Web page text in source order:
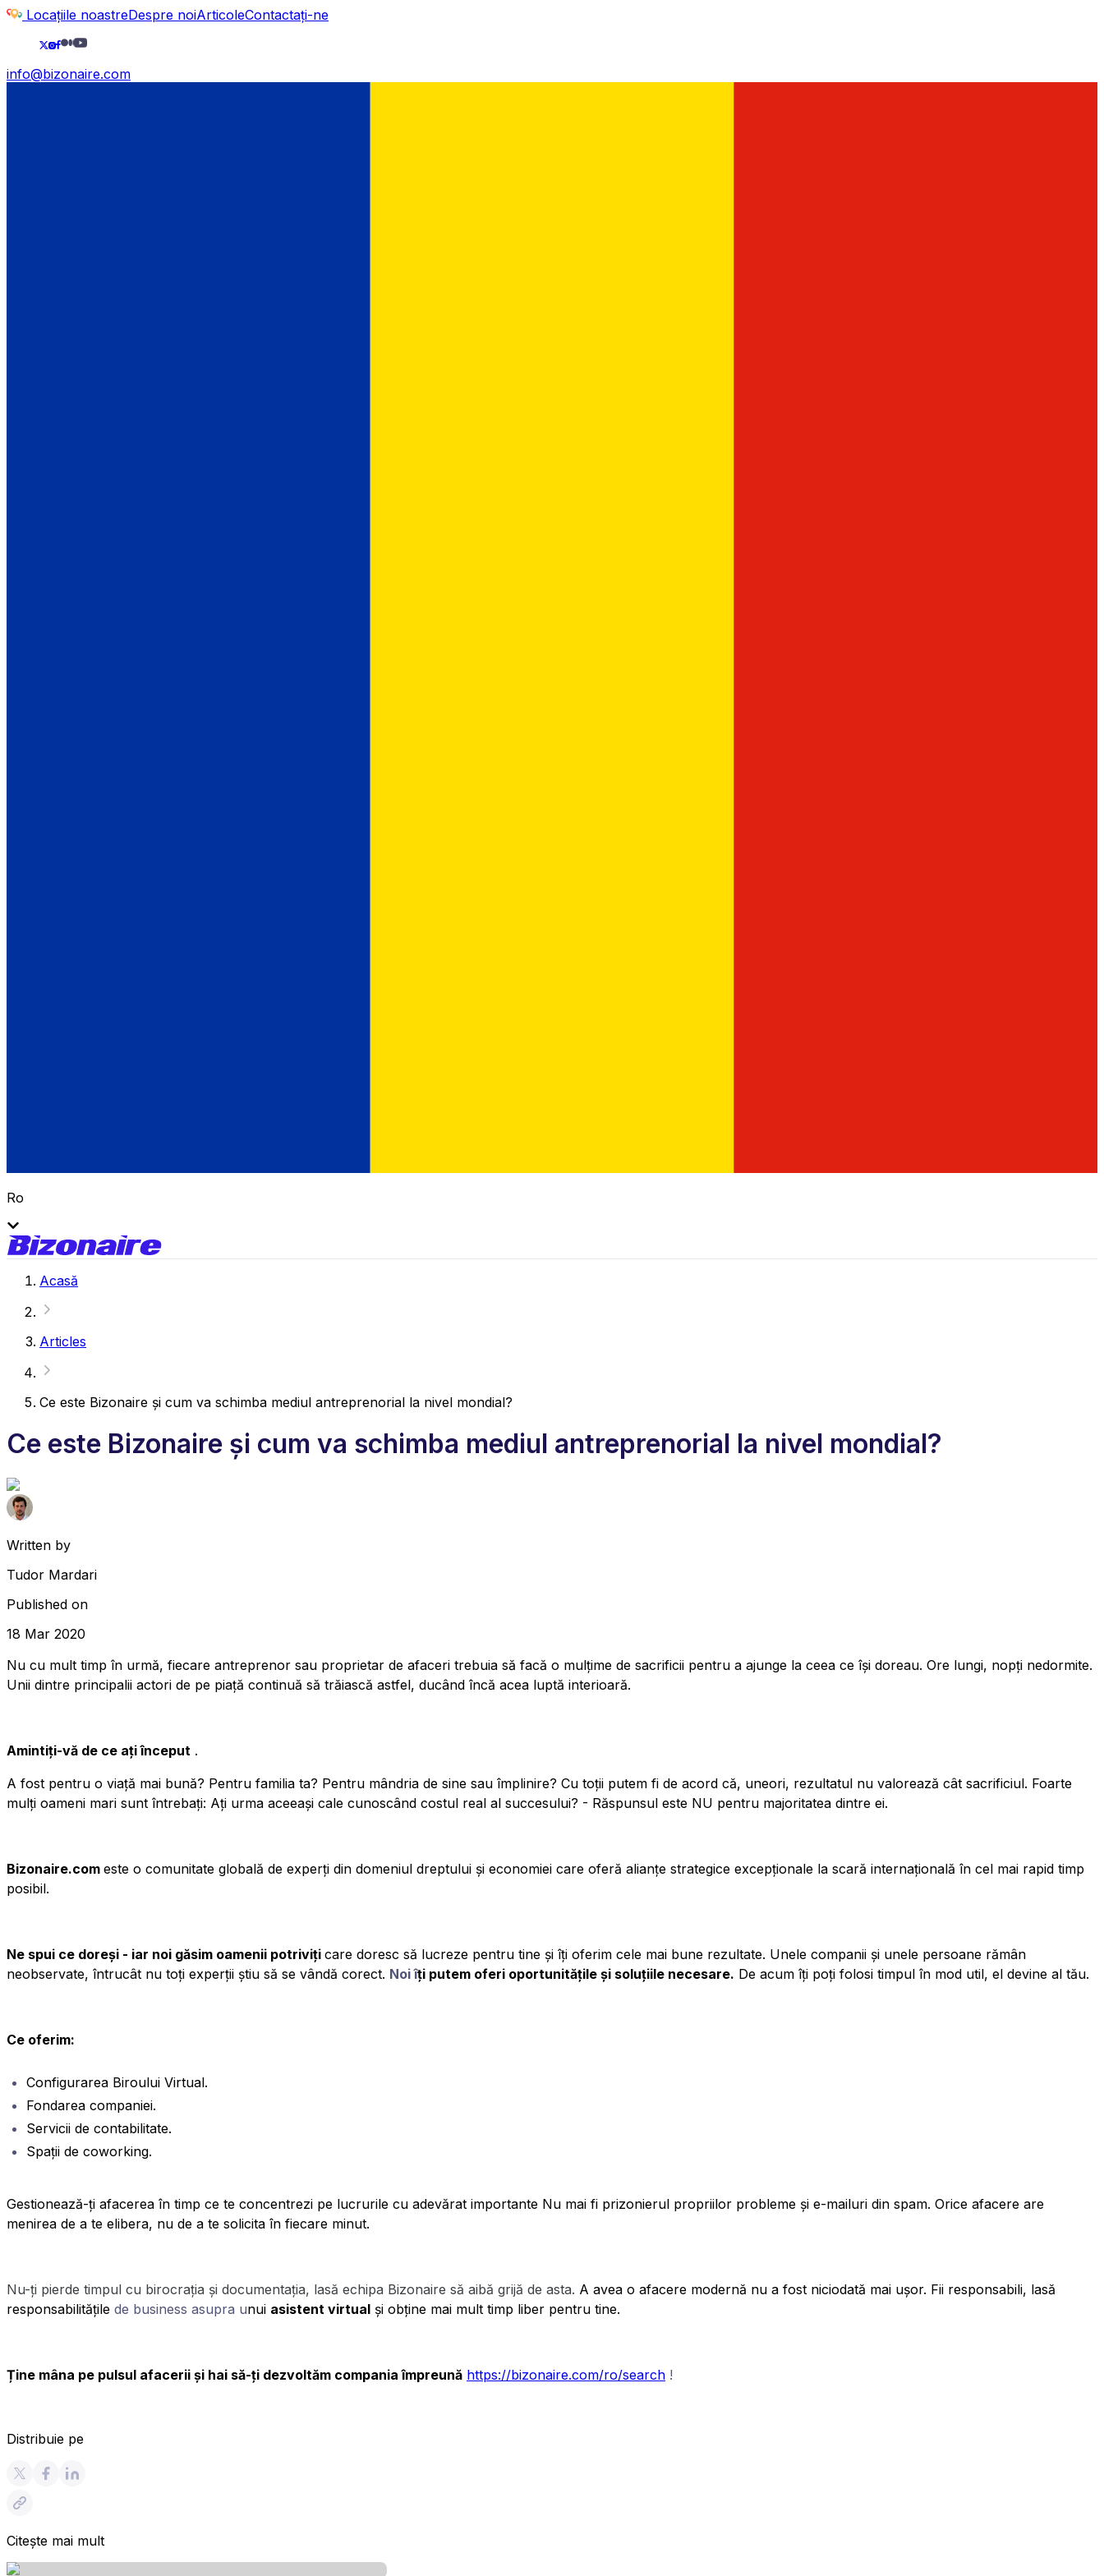
Locațiile noastreDespre noiArticoleContactați-ne
info@bizonaire.com
Ro
Acasă
Articles
Ce este Bizonaire și cum va schimba mediul antreprenorial la nivel mondial?
Ce este Bizonaire și cum va schimba mediul antreprenorial la nivel mondial?
Written by
Tudor Mardari
Published on
18 Mar 2020
Nu cu mult timp în urmă, fiecare antreprenor sau proprietar de afaceri trebuia să facă o mulțime de sacrificii pentru a ajunge la ceea ce își doreau. Ore lungi, nopți nedormite.
Unii dintre principalii actori de pe piață continuă să trăiască astfel, ducând încă acea luptă interioară.
Amintiți-vă de ce ați început .
A fost pentru o viață mai bună? Pentru familia ta? Pentru mândria de sine sau împlinire? Cu toții putem fi de acord că, uneori, rezultatul nu valorează cât sacrificiul. Foarte
mulți oameni mari sunt întrebați: Ați urma aceeași cale cunoscând costul real al succesului? - Răspunsul este NU pentru majoritatea dintre ei.
Bizonaire.com este o comunitate globală de experți din domeniul dreptului și economiei care oferă alianțe strategice excepționale la scară internațională în cel mai rapid timp
posibil.
Ne spui ce doreși - iar noi găsim oamenii potriviți care doresc să lucreze pentru tine și îți oferim cele mai bune rezultate. Unele companii și unele persoane rămân
neobservate, întrucât nu toți experții știu să se vândă corect. Noi îți putem oferi oportunitățile și soluțiile necesare. De acum îți poți folosi timpul în mod util, el devine al tău.
Ce oferim:
Configurarea Biroului Virtual.
Fondarea companiei.
Servicii de contabilitate.
Spații de coworking.
Gestionează-ți afacerea în timp ce te concentrezi pe lucrurile cu adevărat importante Nu mai fi prizonierul propriilor probleme și e-mailuri din spam. Orice afacere are
menirea de a te elibera, nu de a te solicita în fiecare minut.
Nu-ți pierde timpul cu birocrația și documentația, lasă echipa Bizonaire să aibă grijă de asta. A avea o afacere modernă nu a fost niciodată mai ușor. Fii responsabili, lasă
responsabilitățile de business asupra unui asistent virtual și obține mai mult timp liber pentru tine.
Ține mâna pe pulsul afacerii și hai să-ți dezvoltăm compania împreună https://bizonaire.com/ro/search !
Distribuie pe
Citește mai mult